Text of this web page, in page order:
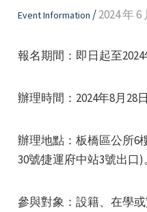
Event Information /2024 年 6
報名期間：即日起至2024
辦理時間：2024年8月28
辦理地點：板橋區公所6
30號∕捷運府中站3號出口)。
參與對象：設籍、在學